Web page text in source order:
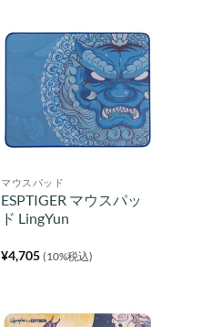
マウスパッド
ESPTIGER マウスパッ
ド LingYun
¥4,705 (10%税込)